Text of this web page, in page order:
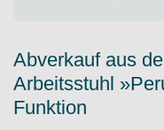
Abverkauf aus
Arbeitsstuhl
Funktion